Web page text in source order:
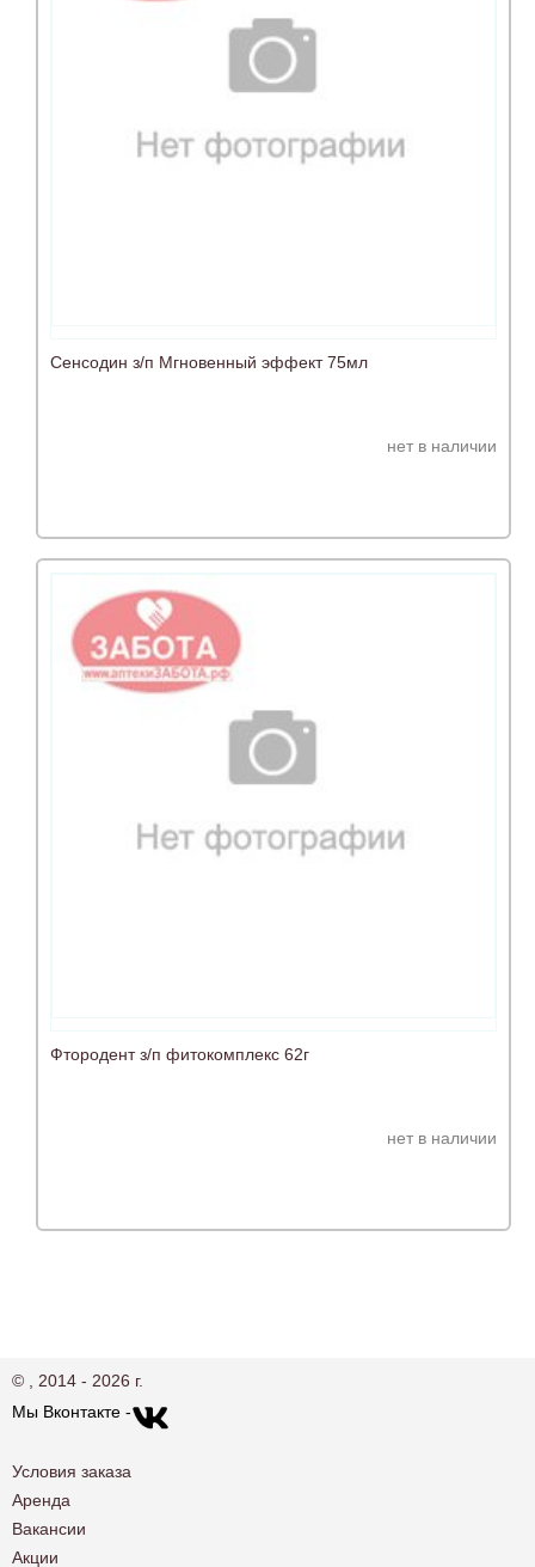
Сенсодин з/п Мгновенный эффект 75мл
нет в наличии
Фтородент з/п фитокомплекс 62г
нет в наличии
© , 2014 - 2026 г.
Мы Вконтакте -
Условия заказа
Аренда
Вакансии
Акции